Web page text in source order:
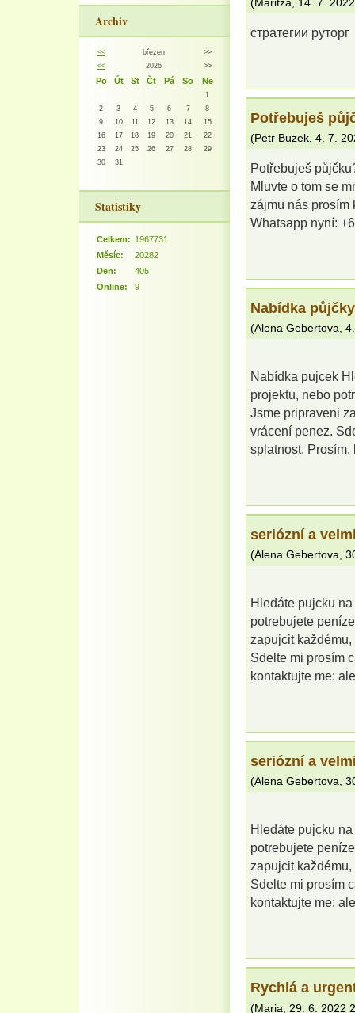
Archiv
<< březen
>>
<<
2026 >>
Po Út St Čt Pá So Ne
1
2
3 4 5 6 7
8
9
10 11 12 13 14
15
16
17 18 19 20 21
22
23
24 25 26 27 28
29
30
31
Statistiky
Online: 9
Celkem: 1967731
Měsíc:
20282
Den:
405
стратегии руторг
Potřebuješ
(Petr Buzek 4. 7.
Potřebuješ
Mluvte o tom se
zájmu nás prosím
Whatsapp nyní:
Nabídka
(Alena Gebertova,
Nabídka pujcek
projektu, nebo
Jsme pripraveni
vrácení penez.
splatnost. Prosím,
seriózní a
(Alena Gebertova,
Hledáte pujcku
potrebujete
zapujcit
Sdelte mi prosím
kontaktujte me:
seriózní a
(Alena Gebertova,
Hledáte pujcku
potrebujete
zapujcit
Sdelte mi prosím
kontaktujte me:
Rychlá a
(Maria 29. 6. 2022